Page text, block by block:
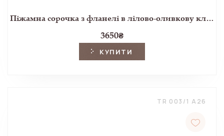
Піжамна сорочка з фланелі в лілово-оливкову клітинку
3650₴
КУПИТИ
TR 003/1 A26